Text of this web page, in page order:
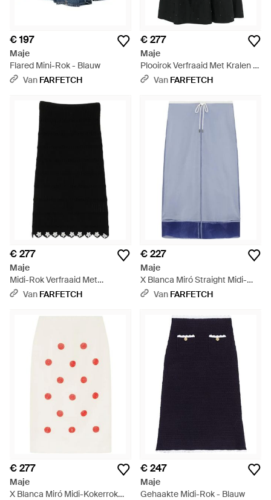
€ 197
Maje
Flared Mini-Rok - Blauw
Van FARFETCH
€ 277
Maje
Plooirok Verfraaid Met Kralen -
Zwart
Van FARFETCH
€ 277
Maje
Midi-Rok Verfraaid Met
Bloemen - Zwart
Van FARFETCH
€ 227
Maje
X Blanca Miró Straight Midi-
Rok Met Trekkoord - Blauw
Van FARFETCH
€ 277
Maje
X Blanca Miró Midi-Kokerrok
€ 247
Maje
Gehaakte Midi-Rok - Blauw